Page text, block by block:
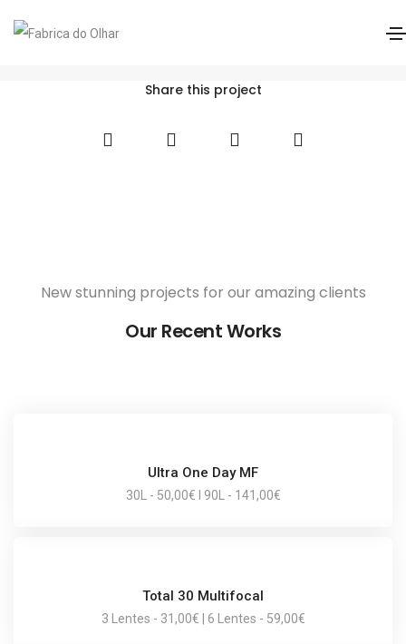
Share this project
New stunning projects for our amazing clients
Our Recent Works
Ultra One Day MF
30L - 50,00€ I 90L - 141,00€
Total 30 Multifocal
3 Lentes - 31,00€ | 6 Lentes - 59,00€